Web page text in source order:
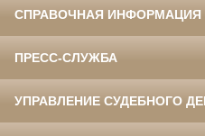
СПРАВОЧНАЯ ИНФОРМАЦИЯ
ПРЕСС-СЛУЖБА
УПРАВЛЕНИЕ СУДЕБНОГО